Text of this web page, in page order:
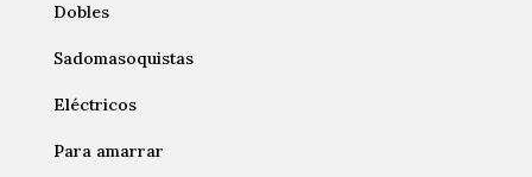
Dobles
Sadomasoquistas
Eléctricos
Para amarrar